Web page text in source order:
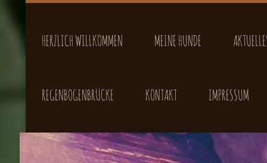
HERZLICH WILLKOMMEN MEINE HUNDE
REGENBOGENBRÜCKE KONTAKT IMPRESSUM